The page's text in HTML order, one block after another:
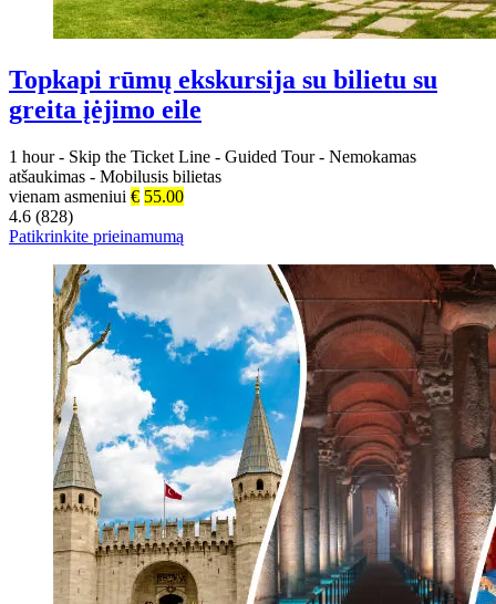
Topkapi rūmų ekskursija su bilietu su
greita įėjimo eile
1 hour - Skip the Ticket Line - Guided Tour - Nemokamas
atšaukimas - Mobilusis bilietas
vienam asmeniui € 55.00
4.6 (828)
Patikrinkite prieinamumą